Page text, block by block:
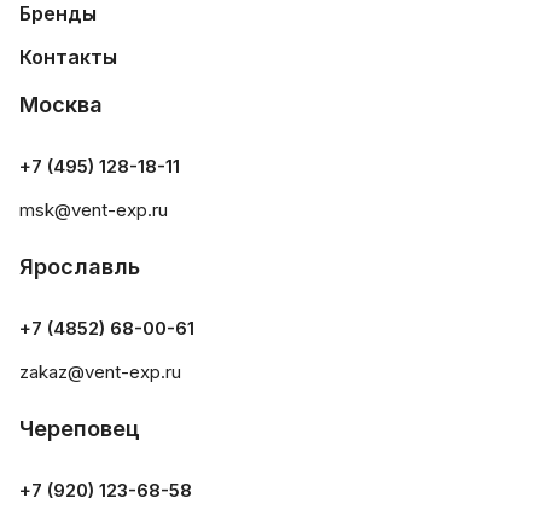
Бренды
Контакты
Москва
+7 (495) 128-18-11
msk@vent-exp.ru
Ярославль
+7 (4852) 68-00-61
zakaz@vent-exp.ru
Череповец
+7 (920) 123-68-58